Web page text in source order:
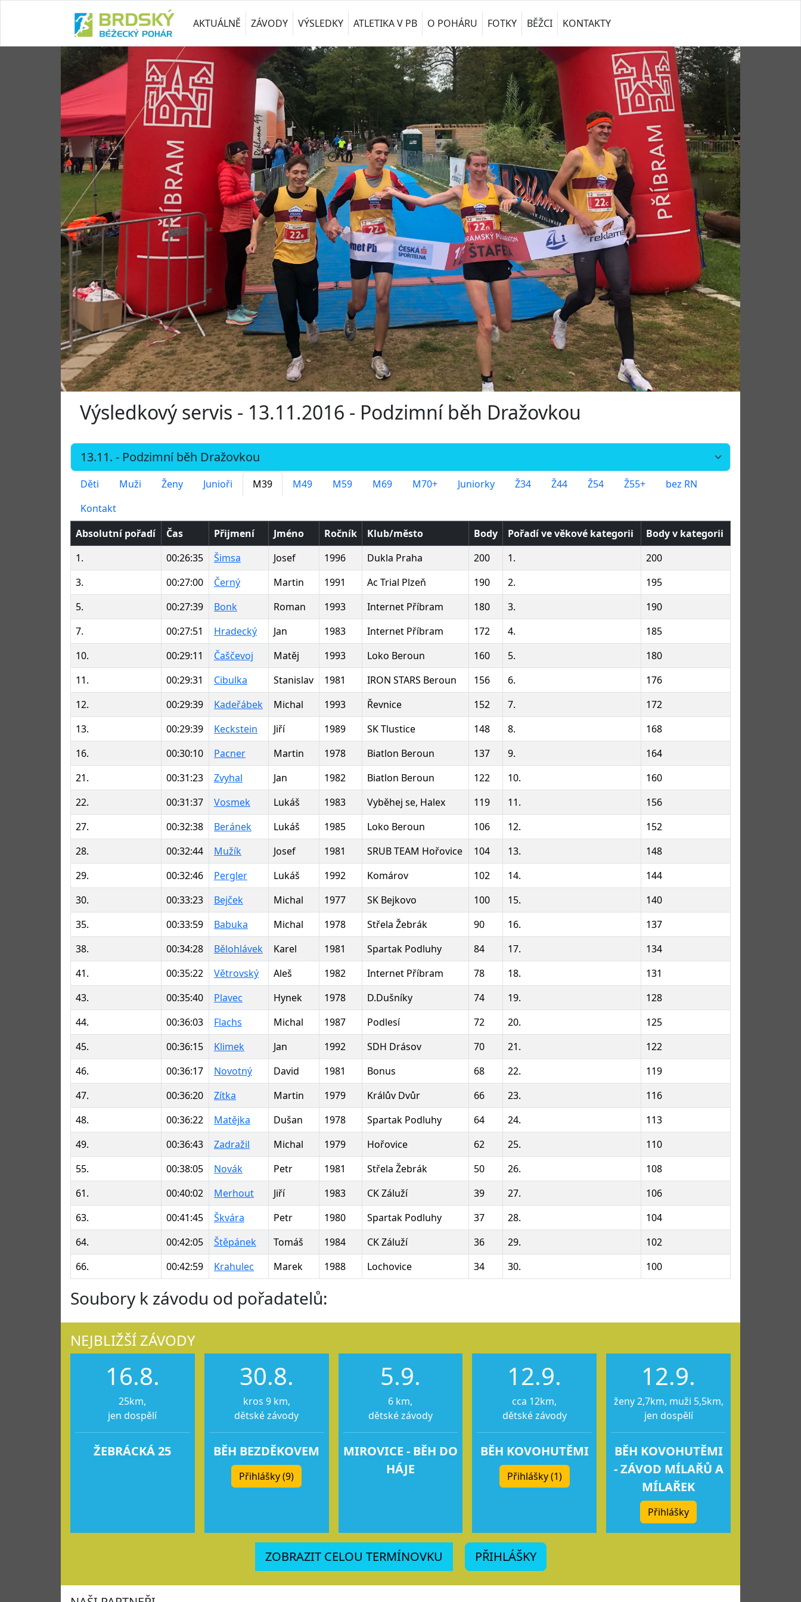
AKTUÁLNĚ ZÁVODY VÝSLEDKY ATLETIKA V PB O POHÁRU FOTKY BĚŽCI KONTAKTY
Výsledkový servis - 13.11.2016 - Podzimní běh Dražovkou
Děti Muži Ženy Junioři M39 M49 M59 M69 M70+ Juniorky Ž34 Ž44 Ž54 Ž55+
bez RN
Kontakt
Absolutní pořadí
Čas Přijmení Jméno Ročník Klub/město Body Pořadí ve věkové kategorii
Body v kategorii
1.
00:26:35 Šimsa Josef 1996 Dukla Praha 200 1.
200
3.
00:27:00 Černý Martin 1991 Ac Trial Plzeň 190 2.
195
5.
00:27:39 Bonk Roman 1993 Internet Příbram 180 3.
190
7.
00:27:51 Hradecký Jan 1983 Internet Příbram 172 4.
185
10.
00:29:11 Čaščevoj Matěj 1993 Loko Beroun 160 5.
180
11.
00:29:31 Cibulka Stanislav 1981 IRON STARS Beroun 156 6.
176
12.
00:29:39 Kadeřábek Michal 1993 Řevnice 152 7.
172
13.
00:29:39 Keckstein Jiří 1989 SK Tlustice 148 8.
168
16.
00:30:10 Pacner Martin 1978 Biatlon Beroun 137 9.
164
21.
00:31:23 Zvyhal Jan 1982 Biatlon Beroun 122 10.
160
22.
00:31:37 Vosmek Lukáš 1983 Vyběhej se, Halex 119 11.
156
27.
00:32:38 Beránek Lukáš 1985 Loko Beroun 106 12.
152
28.
00:32:44 Mužík Josef 1981 SRUB TEAM Hořovice 104 13.
148
29.
00:32:46 Pergler Lukáš 1992 Komárov 102 14.
144
30.
00:33:23 Bejček Michal 1977 SK Bejkovo 100 15.
140
35.
00:33:59 Babuka Michal 1978 Střela Žebrák 90 16.
137
38.
00:34:28 Bělohlávek Karel 1981 Spartak Podluhy 84 17.
134
41.
00:35:22 Větrovský Aleš 1982 Internet Příbram 78 18.
131
43.
00:35:40 Plavec Hynek 1978 D.Dušníky 74 19.
128
44.
00:36:03 Flachs Michal 1987 Podlesí 72 20.
125
45.
00:36:15 Klimek Jan 1992 SDH Drásov 70 21.
122
46.
00:36:17 Novotný David 1981 Bonus 68 22.
119
47.
00:36:20 Zítka Martin 1979 Králův Dvůr 66 23.
116
48.
00:36:22 Matějka Dušan 1978 Spartak Podluhy 64 24.
113
49.
00:36:43 Zadražil Michal 1979 Hořovice 62 25.
110
55.
00:38:05 Novák Petr 1981 Střela Žebrák 50 26.
108
61.
00:40:02 Merhout Jiří 1983 CK Záluží 39 27.
106
63.
00:41:45 Škvára Petr 1980 Spartak Podluhy 37 28.
104
64.
00:42:05 Štěpánek Tomáš 1984 CK Záluží 36 29.
102
66.
00:42:59 Krahulec Marek 1988 Lochovice 34 30. 100
Soubory k závodu od pořadatelů:
NEJBLIŽŠÍ ZÁVODY
16.8.
25km,
jen dospělí
ŽEBRÁCKÁ 25
30.8.
kros 9 km,
dětské závody
BĚH BEZDĚKOVEM
Přihlášky (9)
5.9.
6 km,
dětské závody
MIROVICE - BĚH DO
HÁJE
12.9.
cca 12km,
dětské závody
BĚH KOVOHUTĚMI
Přihlášky (1)
12.9.
ženy 2,7km, muži 5,5km,
jen dospělí
BĚH KOVOHUTĚMI
- ZÁVOD MÍLAŘŮ A
MÍLAŘEK
Přihlášky
ZOBRAZIT CELOU TERMÍNOVKU PŘIHLÁŠKY